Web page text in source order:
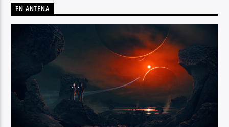
EN ANTENA